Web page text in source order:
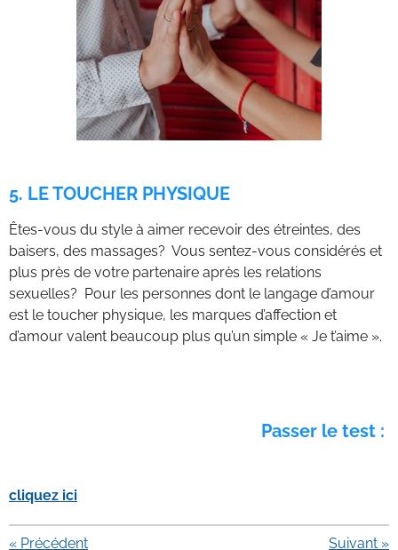
5. LE TOUCHER PHYSIQUE
Êtes-vous du style à aimer recevoir des étreintes, des
baisers, des massages? Vous sentez-vous considérés et
plus près de votre partenaire après les relations
sexuelles? Pour les personnes dont le langage d’amour
est le toucher physique, les marques d’affection et
d’amour valent beaucoup plus qu’un simple « Je t’aime ».
Passer le test :
cliquez ici
« Précédent Suivant »